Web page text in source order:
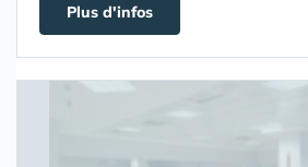
Plus d'infos